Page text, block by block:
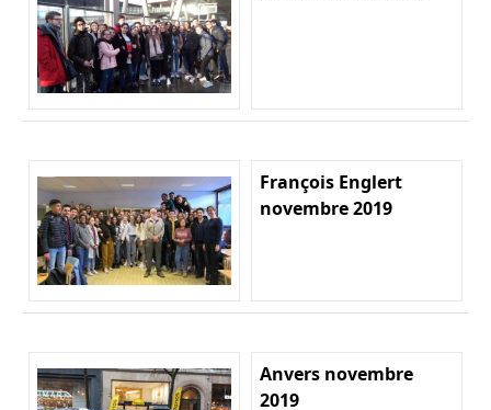
François Englert
novembre 2019
Anvers novembre
2019